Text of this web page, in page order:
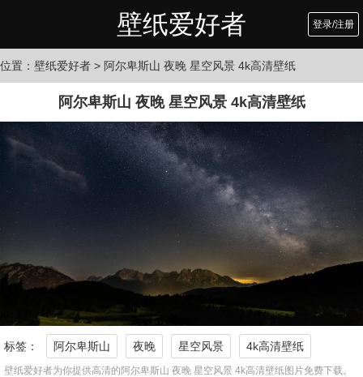
壁纸爱好者 登录/注册
位置： 壁纸爱好者 > 阿尔卑斯山 夜晚 星空风景 4k高清壁纸
阿尔卑斯山 夜晚 星空风景 4k高清壁纸
标签： 阿尔卑斯山 夜晚 星空风景 4k高清壁纸
壁纸爱好者为你提供高清的阿尔卑斯山 夜晚 星空风景 4k高清壁纸图片免费下载。